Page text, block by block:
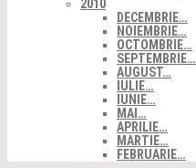
2010
DECEMBRIE…
NOIEMBRIE…
OCTOMBRIE…
SEPTEMBRIE…
AUGUST…
IULIE…
IUNIE…
MAI…
APRILIE…
MARTIE…
FEBRUARIE…